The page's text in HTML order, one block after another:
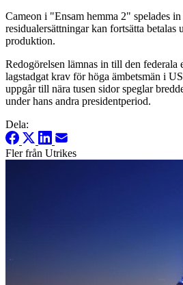
Cameon i "Ensam hemma 2" spelades
residualersättningar kan fortsätta betalas
produktion.
Redogörelsen lämnas in till den federala
lagstadgat krav för höga ämbetsmän i
uppgår till nära tusen sidor speglar
under hans andra presidentperiod.
Dela:
Fler från Utrikes